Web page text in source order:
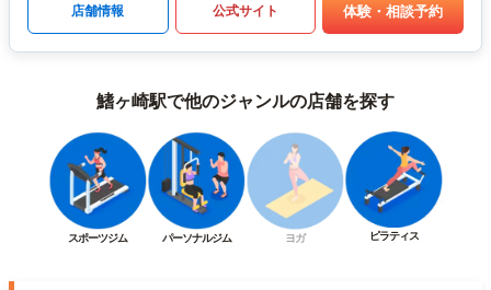
店舗情報 公式サイト 体験・相談予約
鰭ヶ崎駅で他のジャンルの店舗を探す
スポーツジム パーソナルジム ヨガ ピラティス